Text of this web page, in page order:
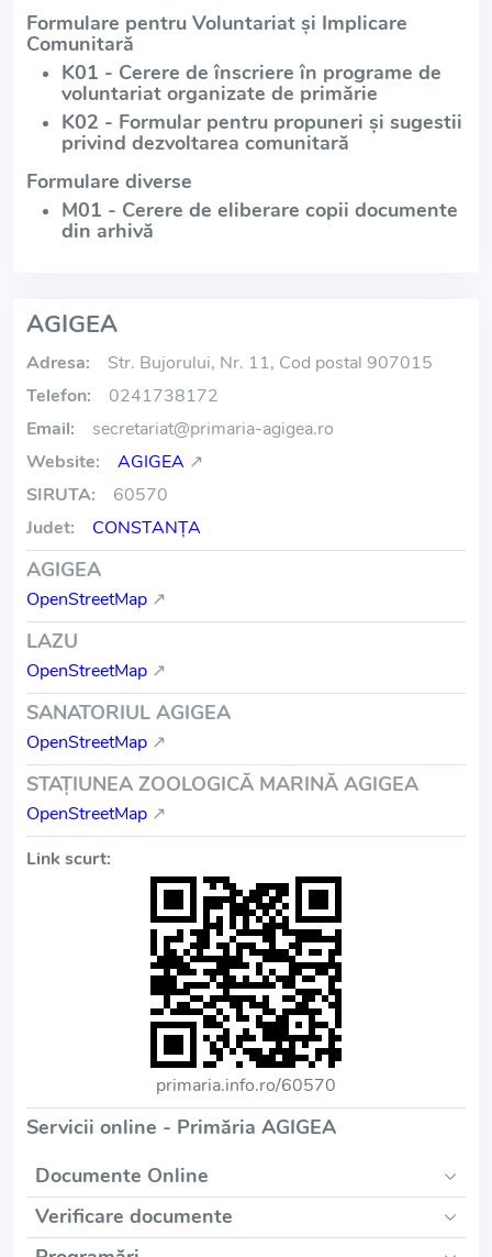
Formulare pentru Voluntariat și Implicare
Comunitară
K01 - Cerere de înscriere în programe de
voluntariat organizate de primărie
K02 - Formular pentru propuneri și sugestii
privind dezvoltarea comunitară
Formulare diverse
M01 - Cerere de eliberare copii documente
din arhivă
AGIGEA
Adresa:
Str. Bujorului, Nr. 11, Cod postal 907015
Telefon:
0241738172
Email:
secretariat@primaria-agigea.ro
Website:
AGIGEA ↗
SIRUTA:
60570
Judet:
CONSTANŢA
AGIGEA
OpenStreetMap ↗
LAZU
OpenStreetMap ↗
SANATORIUL AGIGEA
OpenStreetMap ↗
STAŢIUNEA ZOOLOGICĂ MARINĂ AGIGEA
OpenStreetMap ↗
Link scurt:
primaria.info.ro/60570
Servicii online - Primăria AGIGEA
Documente Online
Verificare documente